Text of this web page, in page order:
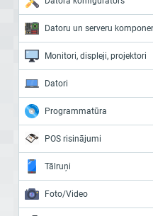
Datoru un serveru
Monitori, displeji, projektori
Datori
Programmatūra
POS risinājumi
Tālruņi
Foto/Video